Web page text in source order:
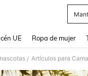
UE Ropa de mujer
/ Artículos para